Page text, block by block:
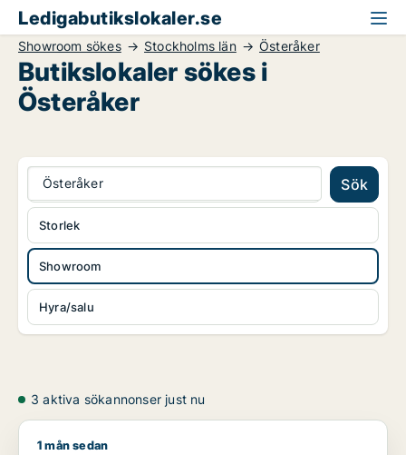
Ledigabutikslokaler.se
Showroom sökes Stockholms län Österåker
Butikslokaler sökes i
Österåker
Österåker Sök
Showroom
Hyra/salu
Storlek
3 aktiva sökannonser just nu
Jannica söker butik, klinik eller showroom för uthyrning i
1 mån sedan